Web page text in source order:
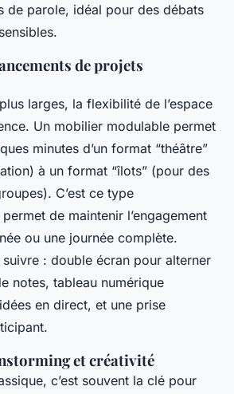
de parole, idéal pour des débats
de projets
larges, la flexibilité de l’espace
Un mobilier modulable permet
minutes d’un format “théâtre”
à un format “îlots” (pour des
C’est ce type
de maintenir l’engagement
ou une journée complète.
suivre : double écran pour alterner
notes, tableau numérique
en direct, et une prise
et créativité
c’est souvent la clé pour